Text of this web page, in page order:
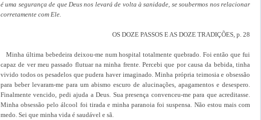
é uma segurança de que Deus nos levará de volta à sanidade, se soubermos nos relacionar
corretamente com Ele.
OS DOZE PASSOS E AS DOZE TRADIÇÕES, p. 28
Minha última bebedeira deixou-me num hospital totalmente quebrado. Foi então que fui
capaz de ver meu passado flutuar na minha frente. Percebi que por causa da bebida, tinha
vivido todos os pesadelos que pudera haver imaginado. Minha própria teimosia e obsessão
para beber levaram-me para um abismo escuro de alucinações, apagamentos e desespero.
Finalmente vencido, pedi ajuda a Deus. Sua presença convenceu-me para que acreditasse.
Minha obsessão pelo álcool foi tirada e minha paranoia foi suspensa. Não estou mais com
medo. Sei que minha vida é saudável e sã.